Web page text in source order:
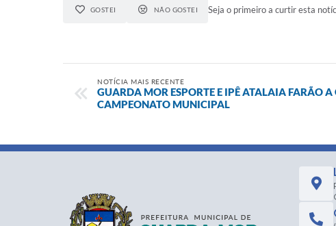
GOSTEI NÃO GOSTEI Seja o primeiro a curtir esta
NOTÍCIA MAIS RECENTE
GUARDA MOR ESPORTE E IPÊ ATALAIA FARÃO
CAMPEONATO MUNICIPAL